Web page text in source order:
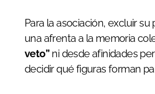
Para la asociación, excluir
una afrenta a la memoria
veto” ni desde afinidades
decidir qué figuras forman